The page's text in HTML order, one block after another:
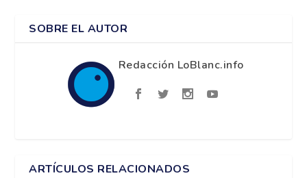
SOBRE EL AUTOR
Redacción LoBlanc.info
ARTÍCULOS RELACIONADOS